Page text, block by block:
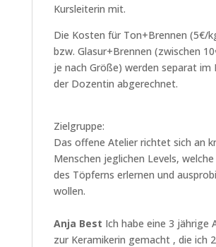
Kursleiterin mit.
Die Kosten für Ton+Brennen (5€/
bzw. Glasur+Brennen (zwischen
je nach Größe) werden separat im
der Dozentin abgerechnet.
Zielgruppe:
Das offene Atelier richtet sich an
Menschen jeglichen Levels,
des Töpferns erlernen und
wollen.
Anja Best Ich habe eine 3 jährige
zur Keramikerin gemacht , die ich